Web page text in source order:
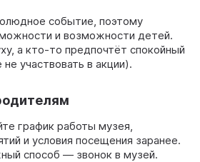
событие, поэтому
и возможности детей.
а кто-то предпочтёт спокойный
участвовать в акции).
график работы музея,
и условия посещения заранее.
способ — звонок в музей.